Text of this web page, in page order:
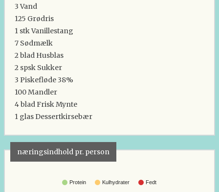
3Vand
125 Grødris
1 stkVanillestang
7 Sødmælk
2 blad Husblas
2 spsk Sukker
3 Piskefløde 38%
100Mandler
4 bladFrisk Mynte
1 glasDessertkirsebær
næringsindhold pr. person
Protein Kulhydrater Fedt